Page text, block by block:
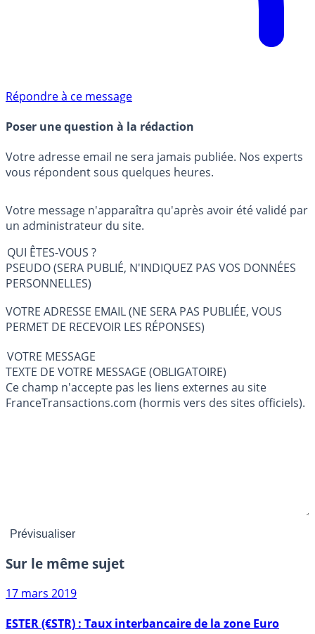
Répondre à ce message
Poser une question à la rédaction
Votre adresse email ne sera jamais publiée. Nos experts
vous répondent sous quelques heures.
Votre message n'apparaîtra qu'après avoir été validé par
un administrateur du site.
QUI ÊTES-VOUS ?
PSEUDO (SERA PUBLIÉ, N'INDIQUEZ PAS VOS DONNÉES
PERSONNELLES)
VOTRE ADRESSE EMAIL (NE SERA PAS PUBLIÉE, VOUS
PERMET DE RECEVOIR LES RÉPONSES)
VOTRE MESSAGE
TEXTE DE VOTRE MESSAGE (OBLIGATOIRE)
Ce champ n'accepte pas les liens externes au site
FranceTransactions.com (hormis vers des sites officiels).
Sur le même sujet
17 mars 2019